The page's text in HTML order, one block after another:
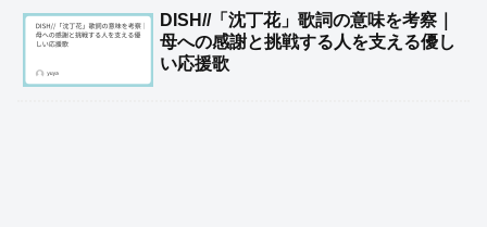
DISH//「沈丁花」歌詞の意味を考察｜
母への感謝と挑戦する人を支える優し
い応援歌